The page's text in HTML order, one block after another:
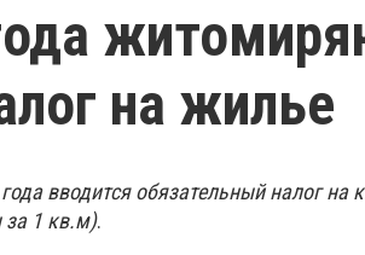
на жилье
вводится обязательный налог на
за 1 кв.м).